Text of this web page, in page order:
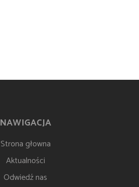
NAWIGACJA
Strona głowna
Aktualności
Odwiedź nas